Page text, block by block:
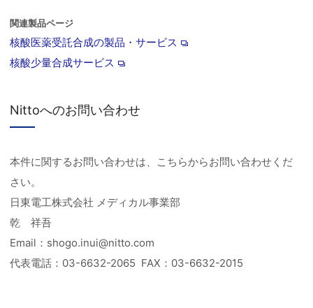
関連製品ページ
核酸医薬受託合成の製品・サービス
核酸少量合成サービス
Nittoへのお問い合わせ
本件に関するお問い合わせは、こちらからお問い合わせくだ
さい。
日東電工株式会社 メディカル事業部
乾 祥吾
Email：shogo.inui@nitto.com
代表電話：03-6632-2065 FAX：03-6632-2015